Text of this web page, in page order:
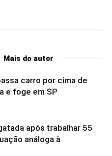
Mais do autor
carro por cima de
e foge em SP
após trabalhar 55
análoga à